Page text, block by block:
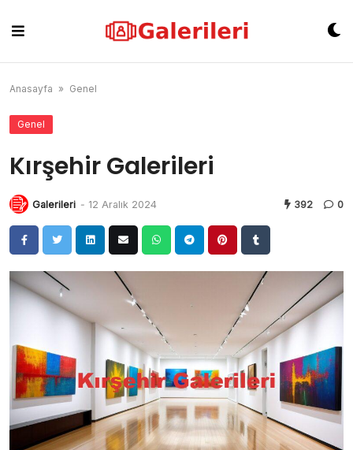
content
Anasayfa » Genel
Genel
Kırşehir Galerileri
Galerileri - 12 Aralık 2024 392 0